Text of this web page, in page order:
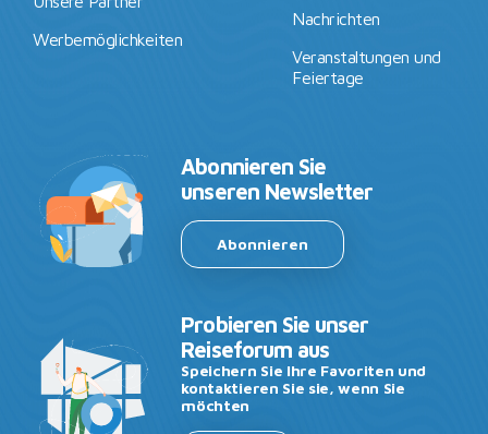
Werbemöglichkeiten
Nachrichten
Veranstaltungen und
Feiertage
Abonnieren Sie
unseren Newsletter
Abonnieren
Probieren Sie unser
Reiseforum aus
Speichern Sie Ihre Favoriten und
kontaktieren Sie sie, wenn Sie
möchten